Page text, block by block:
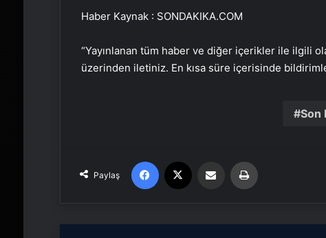
Haber Kaynak : SONDAKIKA.COM
“Yayınlanan tüm haber ve diğer içerikler ile ilgili
üzerinden iletiniz. En kısa süre içerisinde
Son
Paylaş
Facebook Email'den paylaş